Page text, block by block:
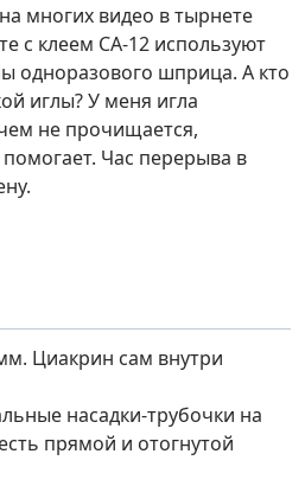
многих видео в тырнете
с клеем СА-12 используют
одноразового шприца. А кто
иглы? У меня игла
не прочищается,
Час перерыва в
Циакрин сам внутри
насадки-трубочки на
прямой и отогнутой